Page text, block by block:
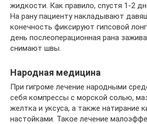
жидкости. Как правило, спустя 1-2
На рану пациенту накладывают
конечность фиксируют гипсовой
день послеоперационная рана
снимают швы.
Народная медицина
При гигроме лечение народными
себя компрессы с морской солью,
желтка и уксуса, а также натирание
настойками. Такое лечение